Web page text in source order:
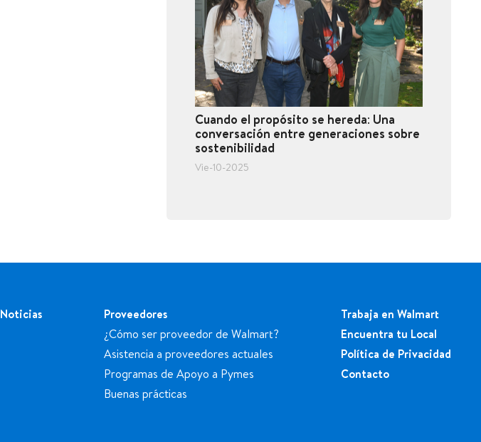
Cuando el propósito se hereda: Una
conversación entre generaciones sobre
sostenibilidad
Vie-10-2025
Noticias
Proveedores
¿Cómo ser proveedor de Walmart?
Asistencia a proveedores actuales
Programas de Apoyo a Pymes
Buenas prácticas
Trabaja en Walmart
Encuentra tu Local
Política de Privacidad
Contacto